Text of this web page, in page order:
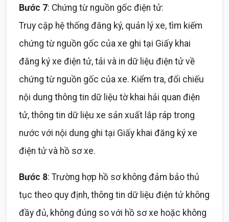
Bước 7: Chứng từ nguồn gốc điện tử:
Truy cập hệ thống đăng ký, quản lý xe, tìm kiếm
chứng từ nguồn gốc của xe ghi tại Giấy khai
đăng ký xe điện tử, tải và in dữ liệu điện tử về
chứng từ nguồn gốc của xe. Kiểm tra, đối chiếu
nội dung thông tin dữ liệu tờ khai hải quan điện
tử, thông tin dữ liệu xe sản xuất lắp ráp trong
nước với nội dung ghi tại Giấy khai đăng ký xe
điện tử và hồ sơ xe.
Bước 8: Trường hợp hồ sơ không đảm bảo thủ
tục theo quy định, thông tin dữ liệu điện tử không
đầy đủ, không đúng so với hồ sơ xe hoặc không